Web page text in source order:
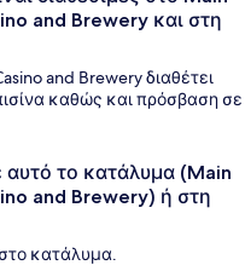
and Brewery και στη
and Brewery διαθέτει
καθώς και πρόσβαση σε
αυτό το κατάλυμα (Main
and Brewery) ή στη
κατάλυμα.